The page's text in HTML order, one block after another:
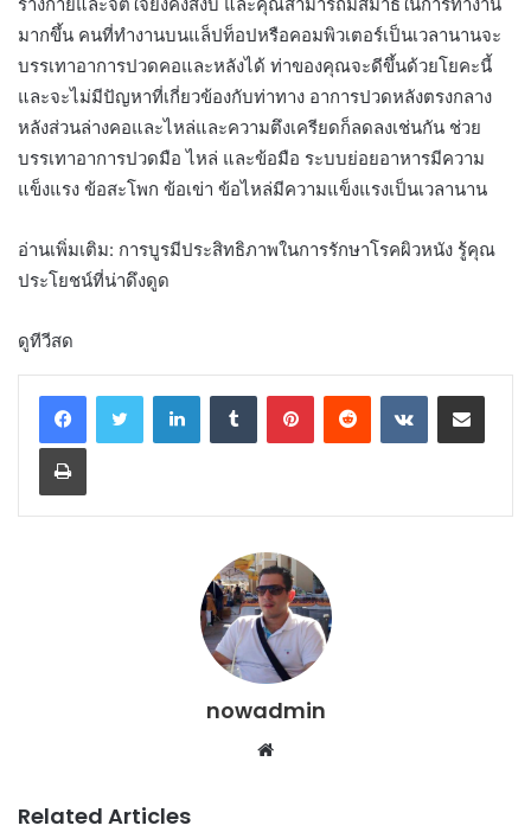
มากขึ้น คนที่ทำงานบนแล็ปท็อปหรือคอมพิวเตอร์เป็นเวลานานจะ
บรรเทาอาการปวดคอและหลังได้ ท่าของคุณจะดีขึ้นด้วยโยคะนี้
และจะไม่มีปัญหาที่เกี่ยวข้องกับท่าทาง อาการปวดหลังตรงกลาง
หลังส่วนล่างคอและไหล่และความตึงเครียดก็ลดลงเช่นกัน ช่วย
บรรเทาอาการปวดมือ ไหล่ และข้อมือ ระบบย่อยอาหารมีความ
แข็งแรง ข้อสะโพก ข้อเข่า ข้อไหล่มีความแข็งแรงเป็นเวลานาน
อ่านเพิ่มเติม: การบูรมีประสิทธิภาพในการรักษาโรคผิวหนัง รู้คุณ
ประโยชน์ที่น่าดึงดูด
ดูทีวีสด
LinkedInTumblr PinterestReddit VKontakteShare via Email
Print
nowadmin
Website
Related Articles